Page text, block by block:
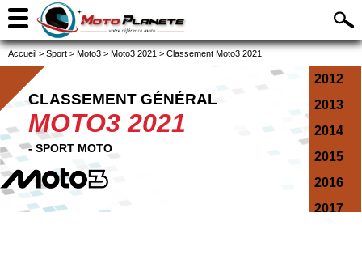
Accueil > Sport > Moto3 > Moto3 2021 > Classement Moto3 2021
2012
2013
2014
2015
2016
2017
CLASSEMENT GÉNÉRAL
MOTO3 2021
- SPORT MOTO